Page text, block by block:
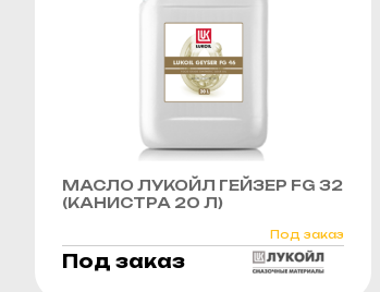
МАСЛО ЛУКОЙЛ ГЕЙЗЕР FG 32
(КАНИСТРА 20 Л)
Под заказ
Под заказ